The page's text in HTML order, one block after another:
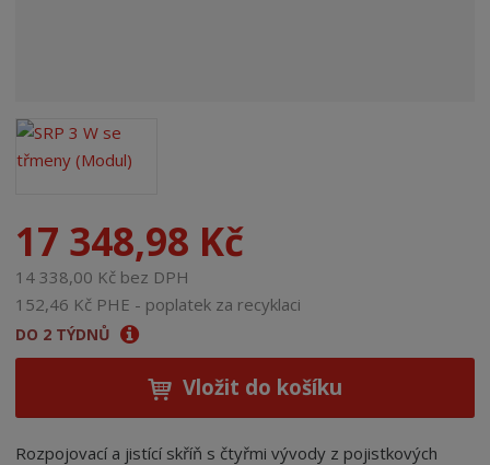
17 348,98 Kč
14 338,00 Kč bez DPH
152,46 Kč PHE - poplatek za recyklaci
DO 2 TÝDNŮ
Vložit do košíku
Rozpojovací a jistící skříň s čtyřmi vývody z pojistkových